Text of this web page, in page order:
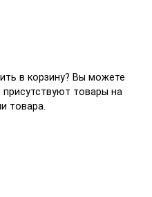
в корзину? Вы можете
товары на
товара.